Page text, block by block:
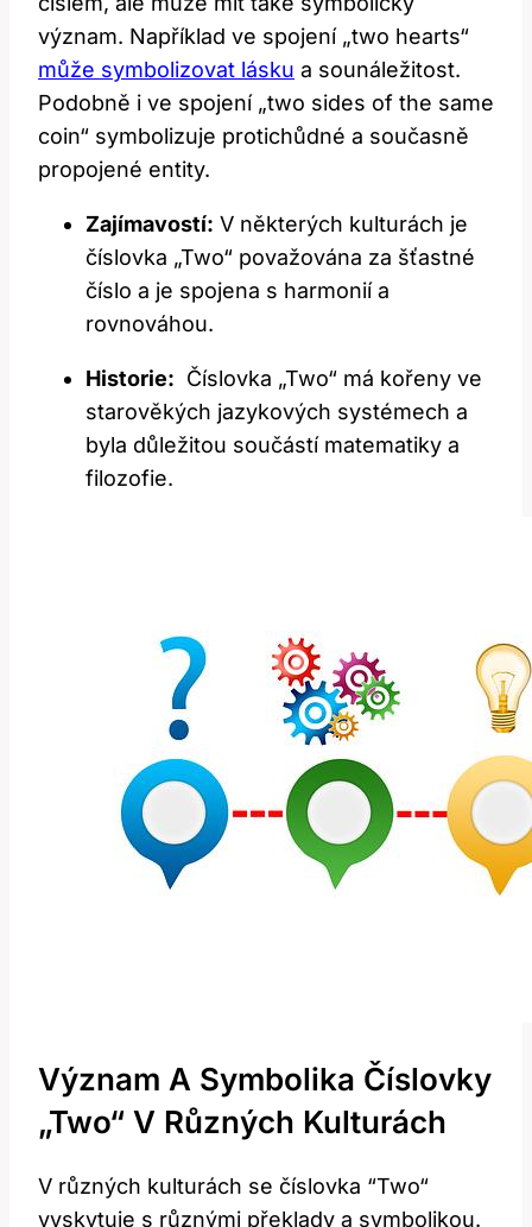
význam.​ Například‌ ve ​spojení „two hearts“
může symbolizovat lásku a sounáležitost.
Podobně i⁤ ve spojení „two sides ⁣of⁢ the same⁤
coin“ symbolizuje ​protichůdné a⁣ současně
‌propojené entity.
Zajímavostí: ‌V ​některých kulturách‍ je
číslovka „Two“ považována za šťastné​
číslo a je spojena s harmonií a‍
rovnováhou.
Historie: ⁢ Číslovka‍ „Two“ má ⁤kořeny ve
starověkých jazykových⁤ systémech a
byla důležitou ⁤součástí ‍matematiky‌ a
⁣filozofie.
Význam A Symbolika Číslovky
„Two“​ V Různých Kulturách
V‍ různých‍ kulturách ⁣se⁢ číslovka ⁤“Two“
vyskytuje ⁣s různými ⁤překlady a symbolikou.